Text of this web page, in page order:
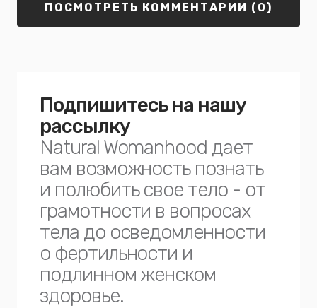
ПОСМОТРЕТЬ КОММЕНТАРИИ (0)
Подпишитесь на нашу
рассылку
Natural Womanhood дает
вам возможность познать
и полюбить свое тело - от
грамотности в вопросах
тела до осведомленности
о фертильности и
подлинном женском
здоровье.